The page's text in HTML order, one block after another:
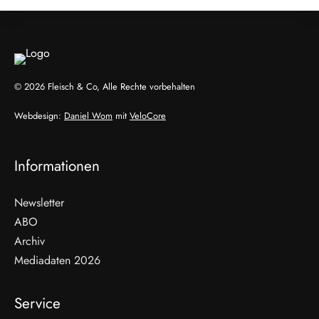
© 2026 Fleisch & Co, Alle Rechte vorbehalten
Webdesign: Daniel Wom mit VeloCore
Informationen
Newsletter
ABO
Archiv
Mediadaten 2026
Service